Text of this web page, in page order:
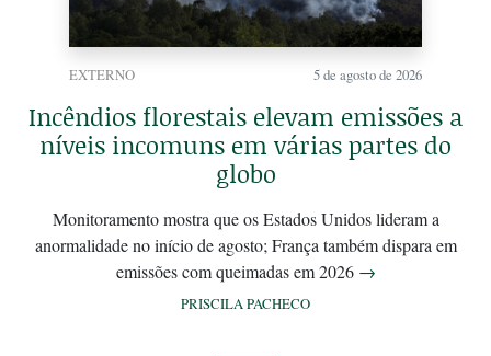
EXTERNO 5 de agosto de 2026
Incêndios florestais elevam emissões a
níveis incomuns em várias partes do
globo
Monitoramento mostra que os Estados Unidos lideram a
anormalidade no início de agosto; França também dispara em
emissões com queimadas em 2026 →
PRISCILA PACHECO